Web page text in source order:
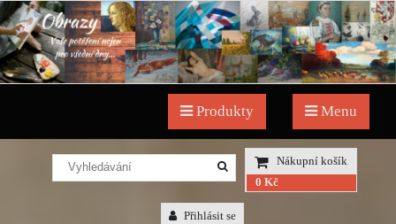
Produkty Menu
Nákupní košík
0 Kč
Přihlásit se